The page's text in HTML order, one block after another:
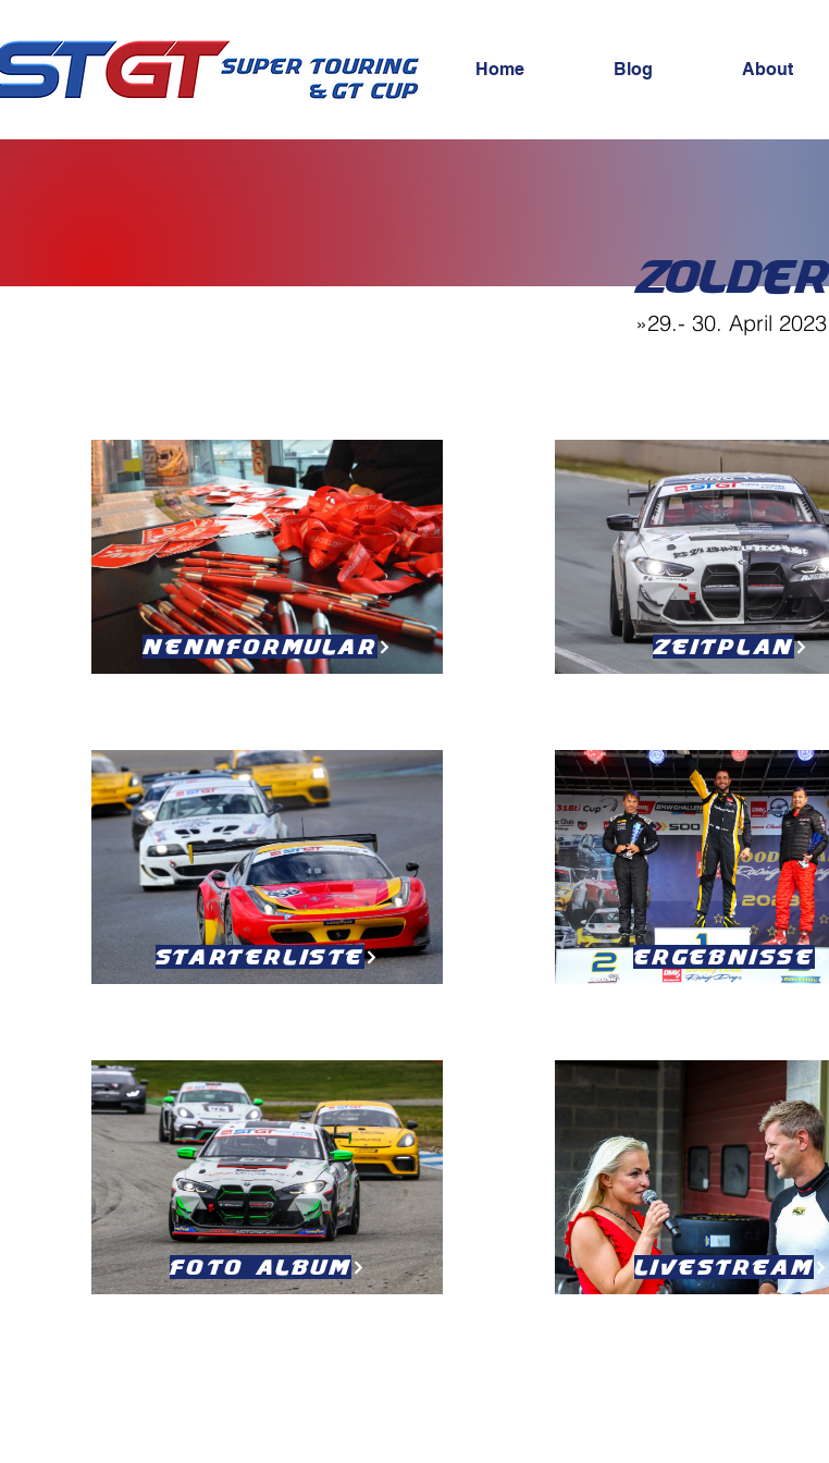
Home Blog About
Zolder
»29.- 30. April 2023
Nennformular
Starterliste
Foto Album
Zeitplan
Ergebnisse
Livestream